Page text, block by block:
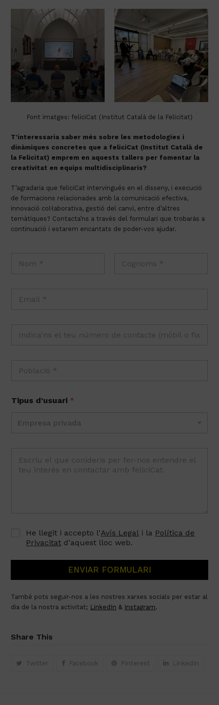
Font imatges: feliciCat (Institut Català de la Felicitat)
T’interessaria saber més sobre les metodologies i
dinàmiques concretes que a feliciCat (Institut Català de
la Felicitat) emprem en aquests tallers per fomentar la
creativitat en equips multidisciplinaris?
T’agradaria que feliciCat intervingués en el disseny, i execució
de formacions relacionades amb la comunicació efectiva,
innovació col·laborativa, gestió del canvi, entre d’altres
temàtiques? Contacta’ns a través del formulari que trobaràs a
continuació i estarem encantats de poder-vos ajudar.
Tipus d'usuari *
Empresa privada
He llegit i accepto l'Avís Legal i la Política de
Privacitat d'aquest lloc web.
ENVIAR FORMULARI
També pots seguir-nos a les nostres xarxes socials per estar al
dia de la nostra activitat; LinkedIn & Instagram.
Share This
Twitter Facebook Pinterest LinkedIn